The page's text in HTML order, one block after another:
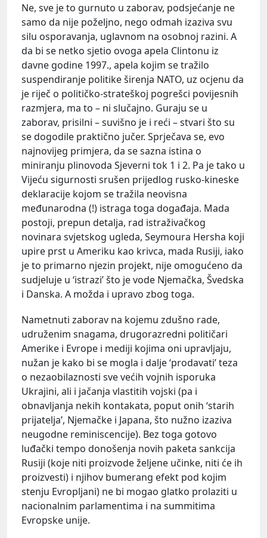
Ne, sve je to gurnuto u zaborav, podsjećanje ne
samo da nije poželjno, nego odmah izaziva svu
silu osporavanja, uglavnom na osobnoj razini. A
da bi se netko sjetio ovoga apela Clintonu iz
davne godine 1997., apela kojim se tražilo
suspendiranje politike širenja NATO, uz ocjenu da
je riječ o političko-strateškoj pogrešci povijesnih
razmjera, ma to – ni slučajno. Guraju se u
zaborav, prisilni – suvišno je i reći – stvari što su
se dogodile praktično jučer. Sprječava se, evo
najnovijeg primjera, da se sazna istina o
miniranju plinovoda Sjeverni tok 1 i 2. Pa je tako u
Vijeću sigurnosti srušen prijedlog rusko-kineske
deklaracije kojom se tražila neovisna
međunarodna (!) istraga toga događaja. Mada
postoji, prepun detalja, rad istraživačkog
novinara svjetskog ugleda, Seymoura Hersha koji
upire prst u Ameriku kao krivca, mada Rusiji, iako
je to primarno njezin projekt, nije omogućeno da
sudjeluje u ‘istrazi’ što je vode Njemačka, Švedska
i Danska. A možda i upravo zbog toga.
Nametnuti zaborav na kojemu zdušno rade,
udruženim snagama, drugorazredni političari
Amerike i Evrope i mediji kojima oni upravljaju,
nužan je kako bi se mogla i dalje ‘prodavati’ teza
o nezaobilaznosti sve većih vojnih isporuka
Ukrajini, ali i jačanja vlastitih vojski (pa i
obnavljanja nekih kontakata, poput onih ‘starih
prijatelja’, Njemačke i Japana, što nužno izaziva
neugodne reminiscencije). Bez toga gotovo
luđački tempo donošenja novih paketa sankcija
Rusiji (koje niti proizvode željene učinke, niti će ih
proizvesti) i njihov bumerang efekt pod kojim
stenju Evropljani) ne bi mogao glatko prolaziti u
nacionalnim parlamentima i na summitima
Evropske unije.